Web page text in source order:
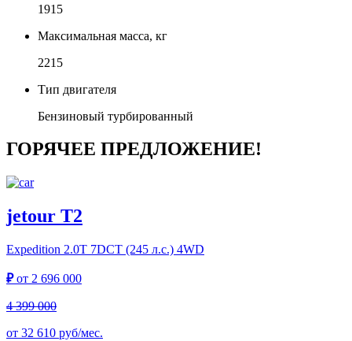
1915
Максимальная масса, кг
2215
Тип двигателя
Бензиновый турбированный
ГОРЯЧЕЕ ПРЕДЛОЖЕНИЕ!
jetour T2
Expedition 2.0T 7DCT (245 л.с.) 4WD
₽от 2 696 000
4 399 000
от 32 610 руб/мес.